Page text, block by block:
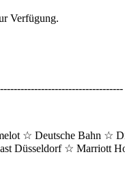
Verfügung.
☆ Deutsche Bahn ☆
Düsseldorf ☆ Marriott